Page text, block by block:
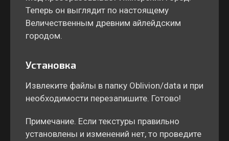
Теперь он выглядит по настоящему
Величественным древним айлейдским
городом.
Установка
Извлеките файлы в папку Oblivion/data и при
необходимости перезапишите. Готово!
Примечание. Если текстуры правильно
установлены и изменений нет, то проведите